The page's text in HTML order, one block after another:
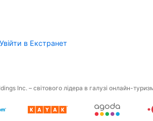
Увійти в Екстранет
Inc. – світового лідера в галузі онлайн-